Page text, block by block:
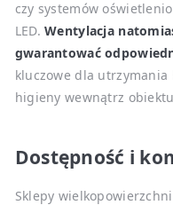
czy systemów
LED.Wentylacja
gwarantować
kluczowe dla
higieny wewnątrz
Dostępność i
Sklepy